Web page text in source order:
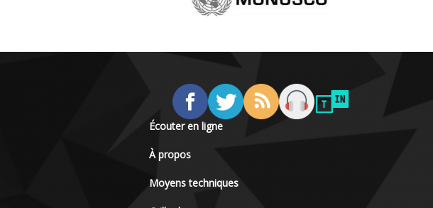
Écouter en ligne
À propos
Moyens techniques